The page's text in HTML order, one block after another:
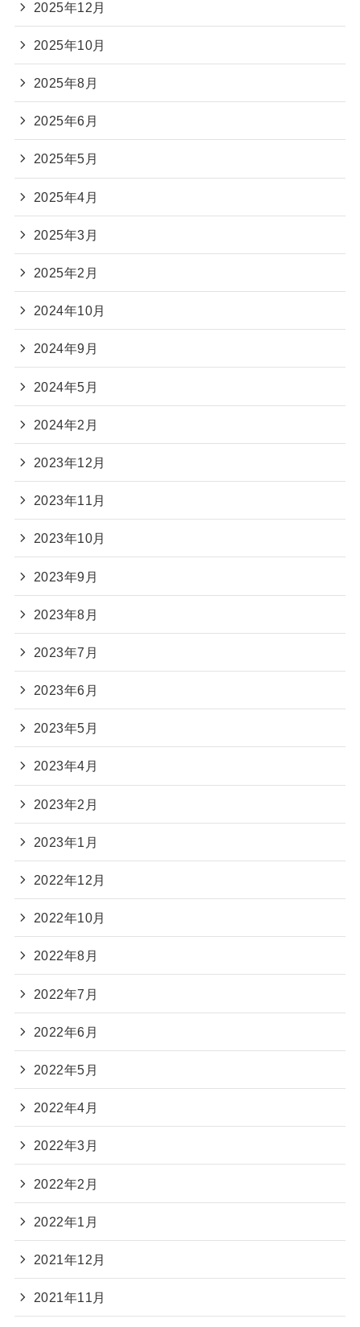
2025年12月
2025年10月
2025年8月
2025年6月
2025年5月
2025年4月
2025年3月
2025年2月
2024年10月
2024年9月
2024年5月
2024年2月
2023年12月
2023年11月
2023年10月
2023年9月
2023年8月
2023年7月
2023年6月
2023年5月
2023年4月
2023年2月
2023年1月
2022年12月
2022年10月
2022年8月
2022年7月
2022年6月
2022年5月
2022年4月
2022年3月
2022年2月
2022年1月
2021年12月
2021年11月